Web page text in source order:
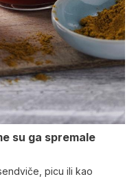
su ga spremale
picu ili kao